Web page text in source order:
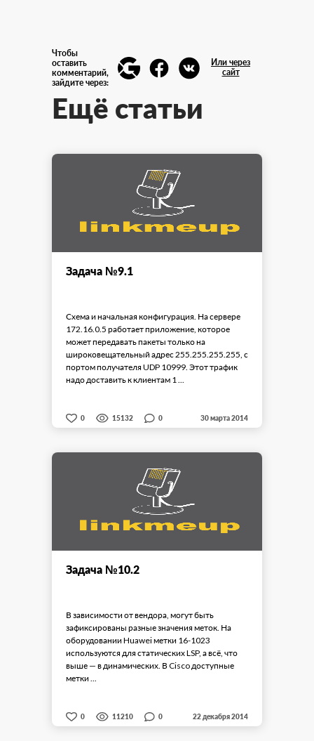
Чтобы
оставить
комментарий,
зайдите через:
Или через
сайт
Ещё статьи
Задача №9.1
Схема и начальная конфигурация. На сервере
172.16.0.5 работает приложение, которое
может передавать пакеты только на
широковещательный адрес 255.255.255.255, с
портом получателя UDP 10999. Этот трафик
надо доставить к клиентам 1 ...
0 15132 0 30 марта 2014
Задача №10.2
В зависимости от вендора, могут быть
зафиксированы разные значения меток. На
оборудовании Huawei метки 16-1023
используются для статических LSP, а всё, что
выше — в динамических. В Cisco доступные
метки ...
0 11210 0 22 декабря 2014